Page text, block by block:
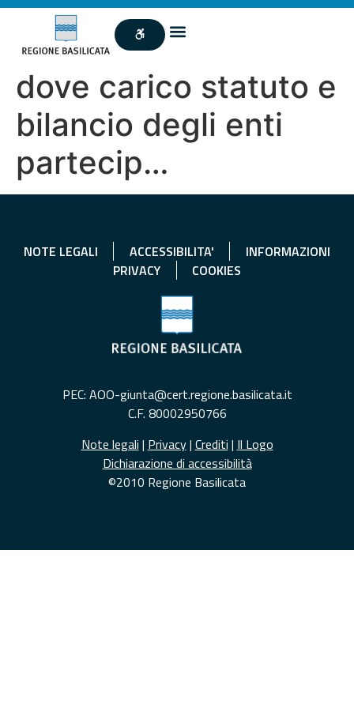
dove carico statuto e
bilancio degli enti
partecip…
NOTE LEGALI ACCESSIBILITA'
INFORMAZIONI
PRIVACY
COOKIES
PEC: AOO-giunta@cert.regione.basilicata.it
C.F. 80002950766
Note legali | Privacy| Crediti | Il Logo
Dichiarazione di accessibilità
©2010 Regione Basilicata